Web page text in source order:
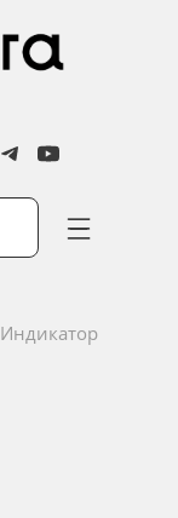
Индикатор